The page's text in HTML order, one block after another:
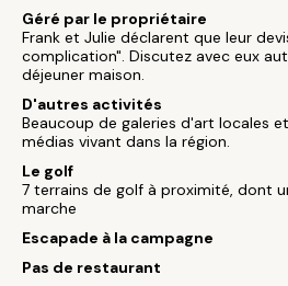
Géré par le propriétaire
Frank et Julie déclarent que leur
complication". Discutez avec eux
déjeuner maison.
D'autres activités
Beaucoup de galeries d'art locales
médias vivant dans la région.
Le golf
7 terrains de golf à proximité, dont
marche
Escapade à la campagne
Pas de restaurant